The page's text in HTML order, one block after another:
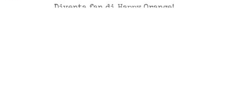
Diventa fan di Happy Orange!